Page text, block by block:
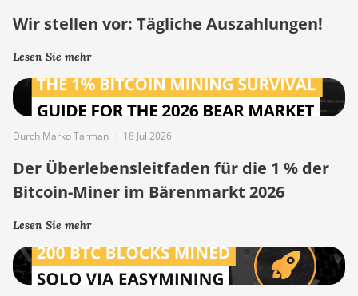
Wir stellen vor: Tägliche Auszahlungen!
Lesen Sie mehr
Durch Marko Tarman | 18 Jul 2026
Der Überlebensleitfaden für die 1 % der
Bitcoin-Miner im Bärenmarkt 2026
Lesen Sie mehr